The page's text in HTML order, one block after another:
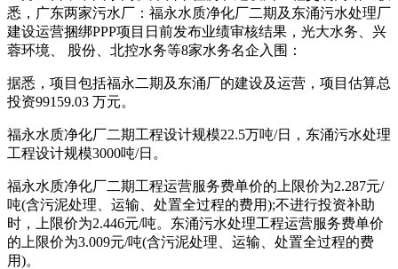
悉，广东两家污水厂：福永水质净化厂二期及东涌污水处理厂
建设运营捆绑PPP项目日前发布业绩审核结果，光大水务、兴
蓉环境、 股份、北控水务等8家水务名企入围：
据悉，项目包括福永二期及东涌厂的建设及运营，项目估算总
投资99159.03 万元。
福永水质净化厂二期工程设计规模22.5万吨/日，东涌污水处理
工程设计规模3000吨/日。
福永水质净化厂二期工程运营服务费单价的上限价为2.287元/
吨(含污泥处理、运输、处置全过程的费用);不进行投资补助
时，上限价为2.446元/吨。东涌污水处理工程运营服务费单价
的上限价为3.009元/吨(含污泥处理、运输、处置全过程的费
用)。